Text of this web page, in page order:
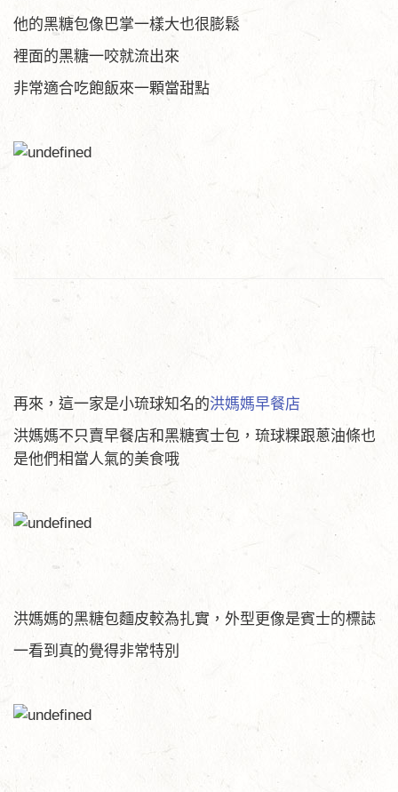
他的黑糖包像巴掌一樣大也很膨鬆
裡面的黑糖一咬就流出來
非常適合吃飽飯來一顆當甜點
再來，這一家是小琉球知名的洪媽媽早餐店
洪媽媽不只賣早餐店和黑糖賓士包，琉球粿跟蔥油條也
是他們相當人氣的美食哦
洪媽媽的黑糖包麵皮較為扎實，外型更像是賓士的標誌
一看到真的覺得非常特別